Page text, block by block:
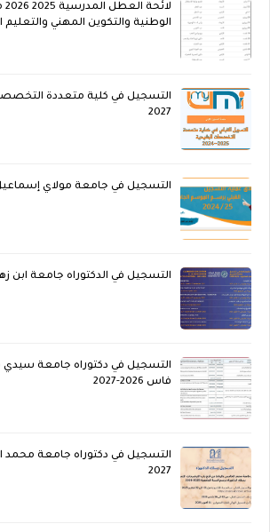
الوطنية والتكوين المهني والتعليم
2027
التسجيل في جامعة مولاي إسماعيل
التسجيل في الدكتوراه جامعة ابن زهر 2026
التسجيل في دكتوراه جامعة سيدي
فاس 2026-2027
2027